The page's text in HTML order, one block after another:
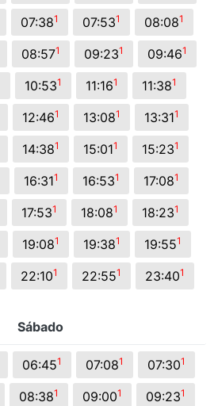
07:381 07:531 08:081
08:571 09:231 09:461
10:531 11:161 11:381
12:461 13:081 13:311
14:381 15:011 15:231
16:311 16:531 17:081
17:531 18:081 18:231
19:081 19:381 19:551
22:101 22:551 23:401
Sábado
06:451 07:081 07:301
08:381 09:001 09:231